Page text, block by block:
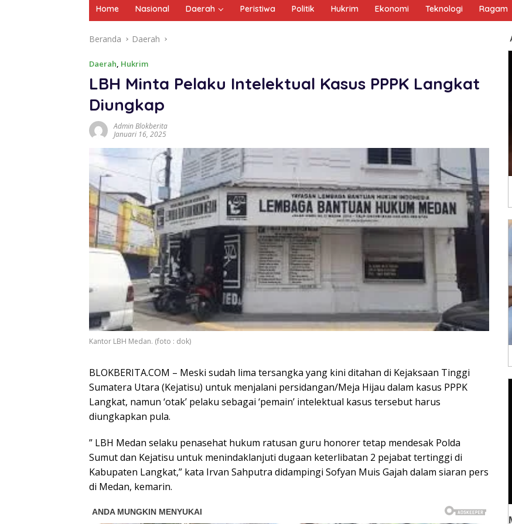
Home Nasional Daerah Peristiwa Politik Hukrim Ekonomi Teknologi Ragam
Beranda Daerah
Daerah Hukrim
LBH Minta Pelaku Intelektual Kasus PPPK Langkat
Diungkap
Admin Blokberita
Januari 16, 2025
Kantor LBH Medan. (foto : dok)
BLOKBERITA.COM – Meski sudah lima tersangka yang kini ditahan di Kejaksaan Tinggi
Sumatera Utara (Kejatisu) untuk menjalani persidangan/Meja Hijau dalam kasus PPPK
Langkat, namun ‘otak’ pelaku sebagai ‘pemain’ intelektual kasus tersebut harus
diungkapkan pula.
” LBH Medan selaku penasehat hukum ratusan guru honorer tetap mendesak Polda
Sumut dan Kejatisu untuk menindaklanjuti dugaan keterlibatan 2 pejabat tertinggi di
Kabupaten Langkat,” kata Irvan Sahputra didampingi Sofyan Muis Gajah dalam siaran pers
di Medan, kemarin.